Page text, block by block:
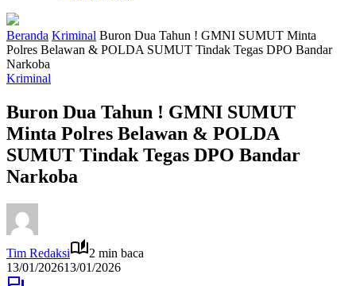
Beranda Kriminal Buron Dua Tahun ! GMNI SUMUT Minta
Polres Belawan & POLDA SUMUT Tindak Tegas DPO Bandar
Narkoba
Kriminal
Buron Dua Tahun ! GMNI SUMUT
Minta Polres Belawan & POLDA
SUMUT Tindak Tegas DPO Bandar
Narkoba
Tim Redaksi
2 min baca
13/01/202613/01/2026